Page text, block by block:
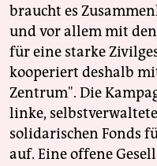
braucht es
und vor allem mit
für eine starke
kooperiert deshalb
Zentrum". Die
linke,
solidarischen Fonds
auf. Eine offene